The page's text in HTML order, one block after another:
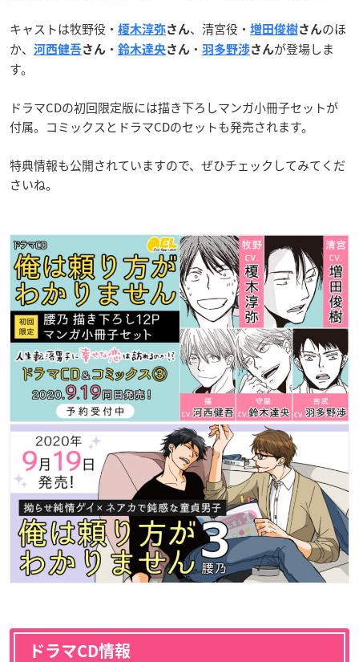
キャストは牧野役・ 榎木淳弥さん、清宮役・ 増田俊樹さんのほ
か、
河西健吾さん ・ 鈴木達央さん ・ 羽多野渉さんが登場しま
す。
ドラマCDの初回限定版には描き下ろしマンガ小冊子セットが
付属。コミックスとドラマCDのセットも発売されます。
特典情報も公開されていますので、ぜひチェックしてみてくだ
さいね。
ドラマCD情報